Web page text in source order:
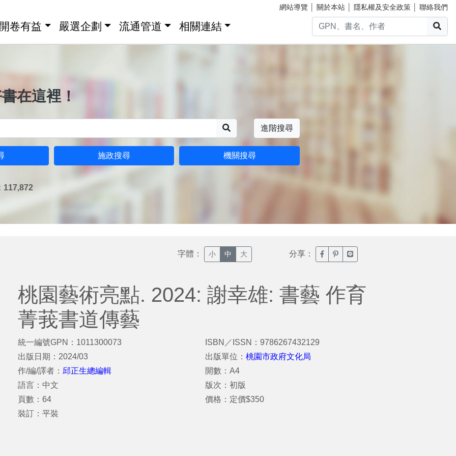
網站導覽 關於本站 隱私權及安全政策 聯絡我們
卷有益 嚴選企劃 流通管道 相關連結
在這裡！
進階搜尋
施政搜尋 機關搜尋
117,872
字體： 小 中 大 分享： 臉書分享(另開新視窗)
噗浪分享(另開新視窗)
Line分享(另開新視窗)
桃園藝術亮點. 2024: 謝幸雄: 書藝 作育
菁莪書道傳藝
統一編號GPN：1011300073
出版日期：2024/03
作/編/譯者： 邱正生總編輯
語言：中文
頁數：64
裝訂：平裝
ISBN／ISSN：9786267432129
出版單位：桃園市政府文化局
開數：A4
版次：初版
價格：定價$350